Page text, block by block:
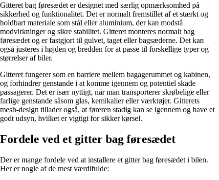
Gitteret bag føresædet er designet med særlig opmærksomhed på
sikkerhed og funktionalitet. Det er normalt fremstillet af et stærkt og
holdbart materiale som stål eller aluminium, der kan modstå
modvirkninger og sikre stabilitet. Gitteret monteres normalt bag
føresædet og er fastgjort til gulvet, taget eller bagsæderne. Det kan
også justeres i højden og bredden for at passe til forskellige typer og
størrelser af biler.
Gitteret fungerer som en barriere mellem bagagerummet og kabinen,
og forhindrer genstande i at komme igennem og potentiel skade
passagerer. Det er især nyttigt, når man transporterer skrøbelige eller
farlige genstande såsom glas, kemikalier eller værktøjer. Gitterets
mesh-design tillader også, at føreren stadig kan se igennem og have et
godt udsyn, hvilket er vigtigt for sikker kørsel.
Fordele ved et gitter bag føresædet
Der er mange fordele ved at installere et gitter bag føresædet i bilen.
Her er nogle af de mest værdifulde: